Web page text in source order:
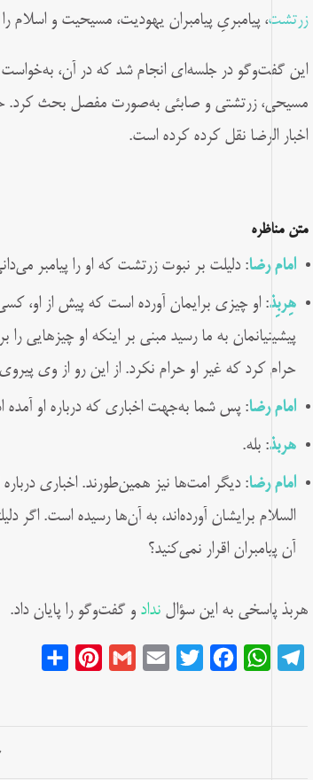
زرتشت، پیامبریِ پیامبران یهودیت، مسیحیت و اسلام
این گفت‌وگو در جلسه‌ای انجام شد که در آن، به‌خواست
مسیحی، زرتشتی و صابئی به‌صورت مفصل بحث کرد.
اخبار الرضا نقل کرده کرده است.
متن مناظره
امام رضا: دلیلت بر نبوت زرتشت که او را پیامبر
هِربِذ: او چیزى برایمان آورده است که پیش از او، کسی
پیشینیانمان به ما رسید مبنی بر اینکه او
حرام کرد که غیر او حرام نکرد. از این‌ رو از وی
امام رضا: پس شما به‌جهت اخباری که درباره او آمده
هربذ: بله.
امام رضا: دیگر امت‌ها نیز همین‌طورند. اخباری
السلام برایشان آورده‌اند، به آن‌ها رسیده است. اگر
آن پیامبران اقرار نمی‌کنید؟
هربذ پاسخی به این سؤالنداد و گفت‌وگو را پایان داد.
Telegram
WhatsApp
Facebook
Twitter
Email
Gmail
Pinterest
0